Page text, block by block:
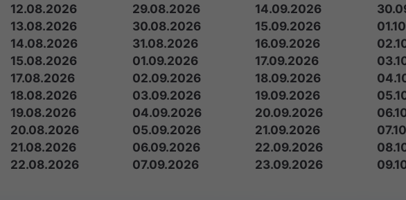
12.08.2026
13.08.2026
14.08.2026
15.08.2026
17.08.2026
18.08.2026
19.08.2026
20.08.2026
21.08.2026
22.08.2026
29.08.2026
30.08.2026
31.08.2026
01.09.2026
02.09.2026
03.09.2026
04.09.2026
05.09.2026
06.09.2026
07.09.2026
14.09.2026
15.09.2026
16.09.2026
17.09.2026
18.09.2026
19.09.2026
20.09.2026
21.09.2026
22.09.2026
23.09.2026